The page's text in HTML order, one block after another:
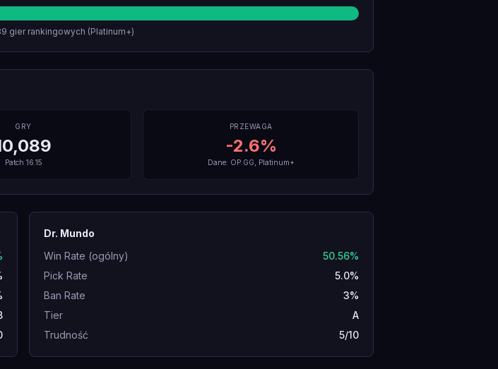
gier rankingowych (Platinum+)
GRY
Patch 16.15
PRZEWAGA
-2.6%
Dane: OP.GG, Platinum+
Dr. Mundo
Win Rate (ogólny)
50.56%
Pick Rate
5.0%
Ban Rate
3%
Tier
A
Trudność
5/10